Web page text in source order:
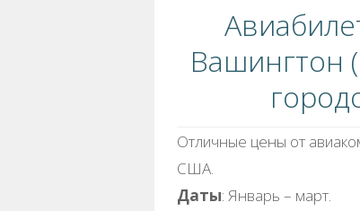
Вашингтон
Отличные цены от
США.
Даты: Январь – март.